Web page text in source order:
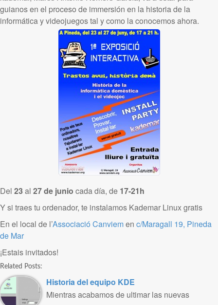
guianos en el proceso de immersión en la historia de la
informática y videojuegos tal y como la conocemos ahora.
Del 23al 27 de junio cada día, de 17-21h
Y si traes tu ordenador, te instalamos Kademar Linux gratis
En el local de l’Associació Canviemen c/Maragall 19, Pineda
de Mar
¡Estais invitados!
Related Posts:
Historia del equipo KDE
Mientras acabamos de ultimar las nuevas